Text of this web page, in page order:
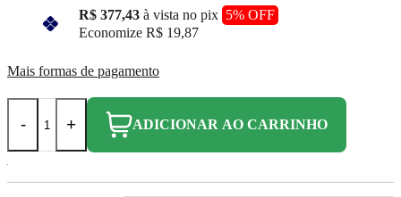
R$ 377,43 à vista no pix 5% OFF
Economize R$ 19,87
Mais formas de pagamento
- + ADICIONAR AO CARRINHO